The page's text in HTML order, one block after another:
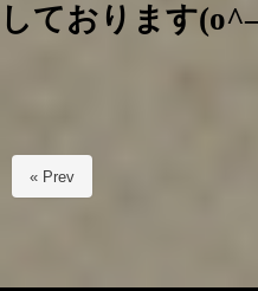
しております
« Prev